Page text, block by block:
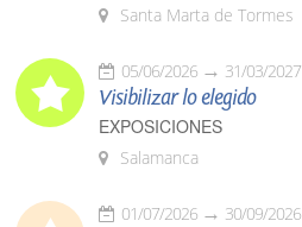
Santa Marta de Tormes
05/06/2026 31/03/2027
Visibilizar lo elegido
EXPOSICIONES
Salamanca
01/07/2026 30/09/2026